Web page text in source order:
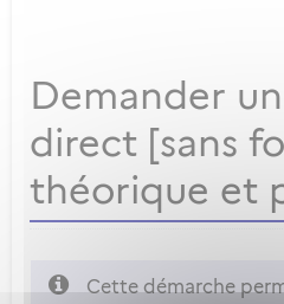
Demander
direct [sans
théorique et
Cette démarche